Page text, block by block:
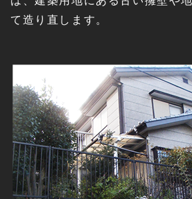
て造り直します。